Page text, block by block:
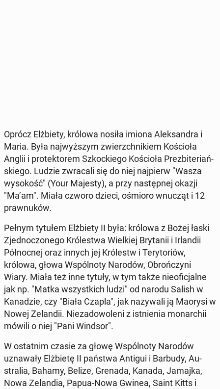
Oprócz Elż­bie­ty, królowa nosiła imiona Alek­san­dra i
Maria. Była naj­wyż­szym zwierzch­ni­kiem Ko­ścio­ła
Anglii i pro­tek­to­rem Szkoc­kie­go Ko­ścio­ła Pre­zbi­te­riań­
skie­go. Ludzie zwra­ca­li się do niej naj­pierw "Wasza
wy­so­kość" (Your Majesty), a przy na­stęp­nej okazji
"Ma’am". Miała czworo dzieci, ośmioro wnucząt i 12
pra­wnu­ków.
Pełnym tytułem Elż­bie­ty II była: królowa z Bożej łaski
Zjed­no­czo­ne­go Kró­le­stwa Wiel­kiej Bry­ta­nii i Ir­lan­dii
Pół­noc­nej oraz innych jej Kró­lestw i Te­ry­to­riów,
królowa, głowa Wspól­no­ty Narodów, Obroń­czy­ni
Wiary. Miała też inne tytuły, w tym także nie­ofi­cjal­ne
jak np. "Matka wszyst­kich ludzi" od narodu Salish w
Ka­na­dzie, czy "Biała Czapla", jak na­zy­wa­li ją Maorysi w
Nowej Ze­lan­dii. Nie­za­do­wo­le­ni z ist­nie­nia mo­nar­chii
mówili o niej "Pani Windsor".
W ostat­nim czasie za głowę Wspól­no­ty Narodów
uzna­wa­ły Elż­bie­tę II państwa Antigui i Barbudy, Au­
stra­lia, Bahamy, Belize, Grenada, Kanada, Jamajka,
Nowa Ze­lan­dia, Papua-Nowa Gwinea, Saint Kitts i